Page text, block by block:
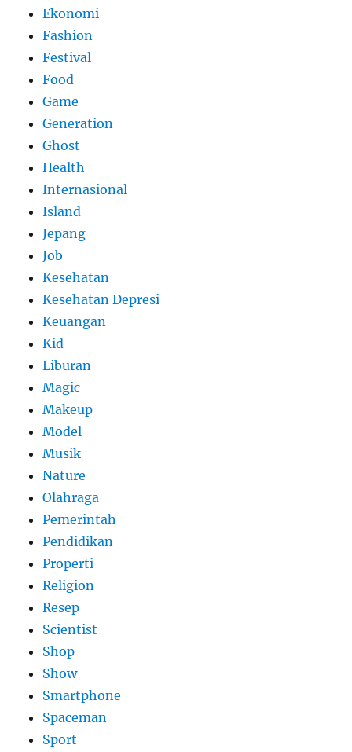
Ekonomi
Fashion
Festival
Food
Game
Generation
Ghost
Health
Internasional
Island
Jepang
Job
Kesehatan
Kesehatan Depresi
Keuangan
Kid
Liburan
Magic
Makeup
Model
Musik
Nature
Olahraga
Pemerintah
Pendidikan
Properti
Religion
Resep
Scientist
Shop
Show
Smartphone
Spaceman
Sport